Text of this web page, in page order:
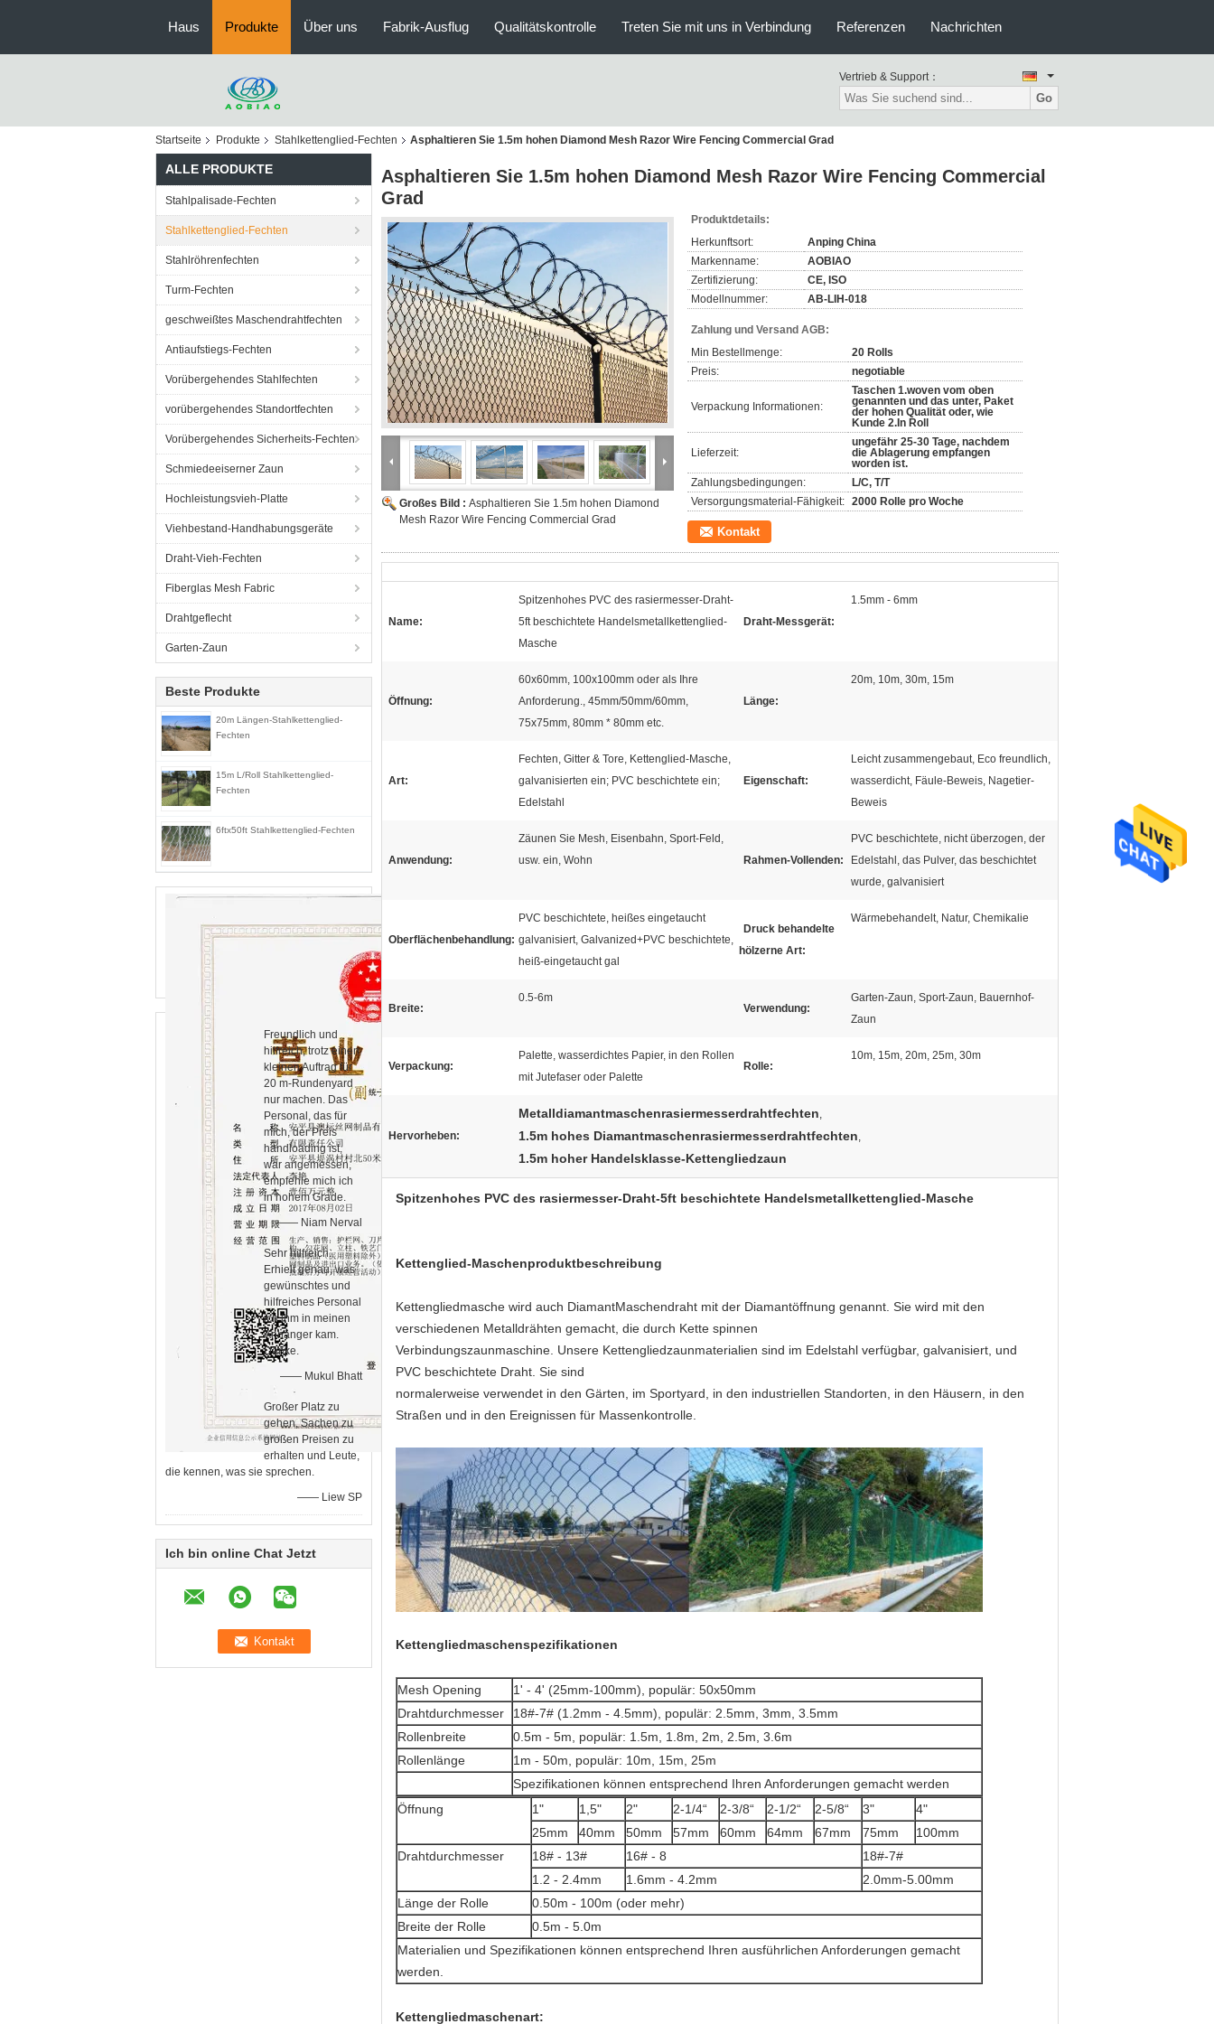
Haus Produkte Über uns Fabrik-Ausflug Qualitätskontrolle Treten Sie mit uns in Verbindung Referenzen Nachrichten
Vertrieb & Support：
Go
Startseite Produkte Stahlkettenglied-Fechten Asphaltieren Sie 1.5m hohen Diamond Mesh Razor Wire Fencing Commercial Grad
ALLE PRODUKTE
Stahlpalisade-Fechten
Stahlkettenglied-Fechten
Stahlröhrenfechten
Turm-Fechten
geschweißtes Maschendrahtfechten
Antiaufstiegs-Fechten
Vorübergehendes Stahlfechten
vorübergehendes Standortfechten
Vorübergehendes Sicherheits-Fechten
Schmiedeeiserner Zaun
Hochleistungsvieh-Platte
Viehbestand-Handhabungsgeräte
Draht-Vieh-Fechten
Fiberglas Mesh Fabric
Drahtgeflecht
Garten-Zaun
Beste Produkte
20m Längen-Stahlkettenglied-
Fechten
15m L/Roll Stahlkettenglied-
Fechten
6ftx50ft Stahlkettenglied-Fechten
Freundlich und
hilfreich, trotz einen
kleinen Auftrag für
20 m-Rundenyard
nur machen. Das
Personal, das für
mich, der Preis
handloading ist,
war angemessen,
empfehle mich ich
in hohem Grade.
—— Niam Nerval
Sehr hilfreich.
Erhielt genau, was
gewünschtes und
hilfreiches Personal
ich ihm in meinen
Anhänger kam.
Danke.
—— Mukul Bhatt
Großer Platz zu
gehen, Sachen zu
großen Preisen zu
erhalten und Leute,
die kennen, was sie sprechen.
—— Liew SP
Ich bin online Chat Jetzt
Asphaltieren Sie 1.5m hohen Diamond Mesh Razor Wire Fencing Commercial
Grad
Großes Bild : Asphaltieren Sie 1.5m hohen Diamond
Mesh Razor Wire Fencing Commercial Grad
Produktdetails:
Herkunftsort:
Anping China
Markenname:
AOBIAO
Zertifizierung:
CE, ISO
Modellnummer:
AB-LIH-018
Zahlung und Versand AGB:
Min Bestellmenge:
20 Rolls
Preis:
negotiable
Verpackung Informationen:
Taschen 1.woven vom oben
genannten und das unter, Paket
der hohen Qualität oder, wie
Kunde 2.In Roll
Lieferzeit:
ungefähr 25-30 Tage, nachdem
die Ablagerung empfangen
worden ist.
Zahlungsbedingungen:
L/C, T/T
Versorgungsmaterial-Fähigkeit: 2000 Rolle pro Woche
Kontakt
Name:
Spitzenhohes PVC des rasiermesser-Draht-
5ft beschichtete Handelsmetallkettenglied-
Masche
Draht-Messgerät:
1.5mm - 6mm
Öffnung:
60x60mm, 100x100mm oder als Ihre
Anforderung., 45mm/50mm/60mm,
75x75mm, 80mm * 80mm etc.
Länge:
20m, 10m, 30m, 15m
Art:
Fechten, Gitter & Tore, Kettenglied-Masche,
galvanisierten ein; PVC beschichtete ein;
Edelstahl
Eigenschaft:
Leicht zusammengebaut, Eco freundlich,
wasserdicht, Fäule-Beweis, Nagetier-
Beweis
Anwendung:
Zäunen Sie Mesh, Eisenbahn, Sport-Feld,
usw. ein, Wohn
Rahmen-Vollenden:
PVC beschichtete, nicht überzogen, der
Edelstahl, das Pulver, das beschichtet
wurde, galvanisiert
Oberflächenbehandlung:
PVC beschichtete, heißes eingetaucht
galvanisiert, Galvanized+PVC beschichtete,
heiß-eingetaucht gal
Druck behandelte
hölzerne Art:
Wärmebehandelt, Natur, Chemikalie
Breite:
0.5-6m
Verwendung:
Garten-Zaun, Sport-Zaun, Bauernhof-
Zaun
Verpackung:
Palette, wasserdichtes Papier, in den Rollen
mit Jutefaser oder Palette
Rolle:
10m, 15m, 20m, 25m, 30m
Hervorheben:
Metalldiamantmaschenrasiermesserdrahtfechten,
1.5m hohes Diamantmaschenrasiermesserdrahtfechten,
1.5m hoher Handelsklasse-Kettengliedzaun
Spitzenhohes PVC des rasiermesser-Draht-5ft beschichtete Handelsmetallkettenglied-Masche
Kettenglied-Maschenproduktbeschreibung
Kettengliedmasche wird auch DiamantMaschendraht mit der Diamantöffnung genannt. Sie wird mit den
verschiedenen Metalldrähten gemacht, die durch Kette spinnen
Verbindungszaunmaschine. Unsere Kettengliedzaunmaterialien sind im Edelstahl verfügbar, galvanisiert, und
PVC beschichtete Draht. Sie sind
normalerweise verwendet in den Gärten, im Sportyard, in den industriellen Standorten, in den Häusern, in den
Straßen und in den Ereignissen für Massenkontrolle.
Kettengliedmaschenspezifikationen
Mesh Opening
1' - 4' (25mm-100mm), populär: 50x50mm
Drahtdurchmesser
18#-7# (1.2mm - 4.5mm), populär: 2.5mm, 3mm, 3.5mm
Rollenbreite
0.5m - 5m, populär: 1.5m, 1.8m, 2m, 2.5m, 3.6m
Rollenlänge
1m - 50m, populär: 10m, 15m, 25m
Spezifikationen können entsprechend Ihren Anforderungen gemacht werden
Öffnung
1" 1,5" 2" 2-1/4“ 2-3/8“ 2-1/2“ 2-5/8“ 3"
4"
25mm
40mm 50mm 57mm 60mm 64mm 67mm 75mm
100mm
Drahtdurchmesser
18# - 13# 16# - 8
18#-7#
1.2 - 2.4mm
1.6mm - 4.2mm
2.0mm-5.00mm
Länge der Rolle
0.50m - 100m (oder mehr)
Breite der Rolle
0.5m - 5.0m
Materialien und Spezifikationen können entsprechend Ihren ausführlichen Anforderungen gemacht
werden.
Kettengliedmaschenart: